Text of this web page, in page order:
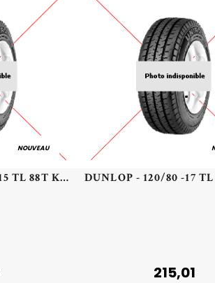
NOUVEAU
KUMHO - 185/60 TR15 TL 88T KUMHO ECOWING ES31 XL - 1856015 - BBB
215,01